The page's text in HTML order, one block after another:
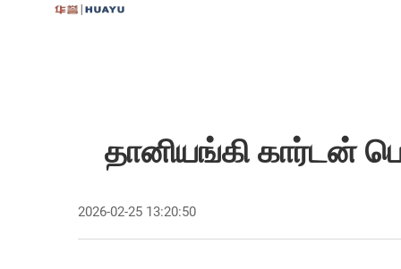
தானியங்கி கார்டன்
2026-02-25 13:20:50